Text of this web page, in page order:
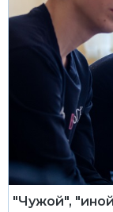
"Чужой",